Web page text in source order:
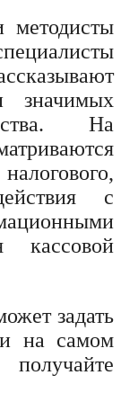
методисты
значимых
На
с
кассовой
задать
на самом